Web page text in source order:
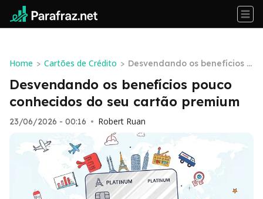
Home > Cartões de Crédito > Desvendando os benefícios p
ouco conhecidos do seu cart
ão premium
Desvendando os benefícios pouco
conhecidos do seu cartão premium
23/06/2026 - 00:16 • Robert Ruan